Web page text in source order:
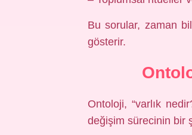
Bu sorular, zaman
gösterir.
Ontoloji, “varlık
değişim sürecinin bir